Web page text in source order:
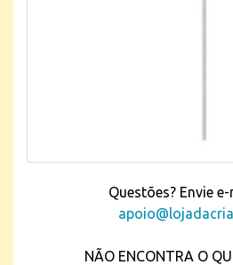
Questões? Envie
NÃO ENCONTRA O